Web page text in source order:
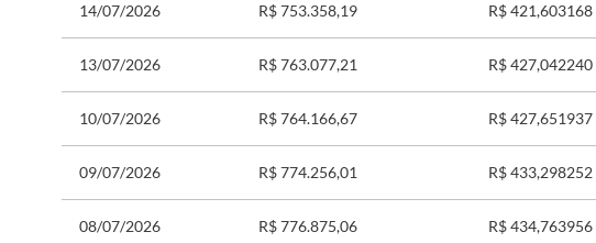
14/07/2026 R$ 753.358,19 R$ 421,603168
13/07/2026 R$ 763.077,21 R$ 427,042240
10/07/2026 R$ 764.166,67 R$ 427,651937
09/07/2026 R$ 774.256,01 R$ 433,298252
08/07/2026 R$ 776.875,06 R$ 434,763956